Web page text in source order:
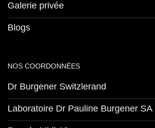
Galerie privée
Blogs
NOS COORDONNÉES
Dr Burgener Switzlerand
Laboratoire Dr Pauline Burgener SA